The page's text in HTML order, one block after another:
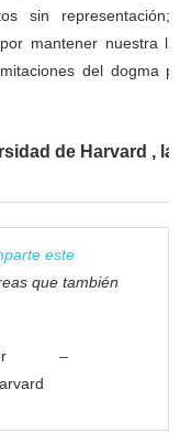
sin representación;
mantener nuestra
del dogma
de Harvard , la
este
que también
–